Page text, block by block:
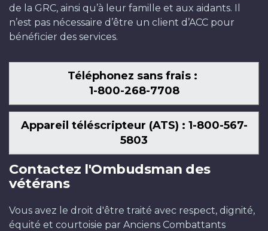
de la GRC, ainsi qu’à leur famille et aux aidants. Il
n’est pas nécessaire d’être un client d’ACC pour
bénéficier des services.
Téléphonez sans frais :
1-800-268-7708
Appareil téléscripteur (ATS) : 1-800-567-
5803
Contactez l'Ombudsman des
vétérans
Vous avez le droit d'être traité avec respect, dignité,
équité et courtoisie par Anciens Combattants